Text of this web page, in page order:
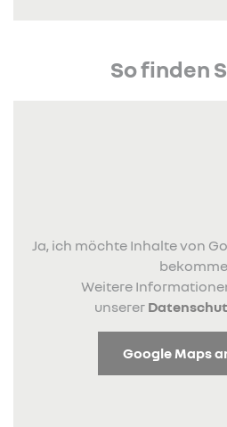
So finden
Ja, ich möchte Inhalte von
Weitere
unserer
Google Maps